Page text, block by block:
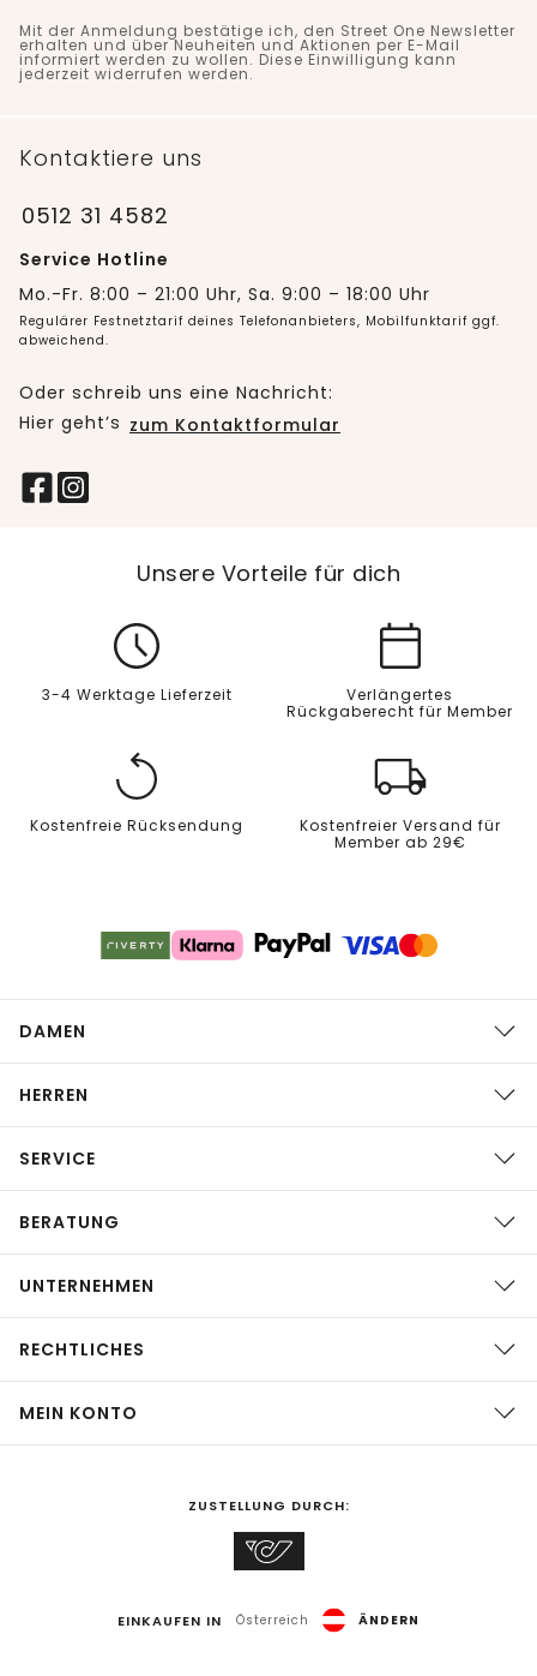
Mit der Anmeldung bestätige ich, den Street One Newsletter
erhalten und über Neuheiten und Aktionen per E-Mail
informiert werden zu wollen. Diese Einwilligung kann
jederzeit widerrufen werden.
Kontaktiere uns
0512 31 4582
Service Hotline
Mo.-Fr. 8:00 – 21:00 Uhr, Sa. 9:00 – 18:00 Uhr
Regulärer Festnetztarif deines Telefonanbieters, Mobilfunktarif ggf.
abweichend.
Oder schreib uns eine Nachricht:
Hier geht’s zum Kontaktformular
Unsere Vorteile für dich
3-4 Werktage Lieferzeit
Verlängertes
Rückgaberecht für Member
Kostenfreie Rücksendung
Kostenfreier Versand für
Member ab 29€
DAMEN
HERREN
SERVICE
BERATUNG
UNTERNEHMEN
RECHTLICHES
MEIN KONTO
ZUSTELLUNG DURCH:
EINKAUFEN IN Österreich ÄNDERN